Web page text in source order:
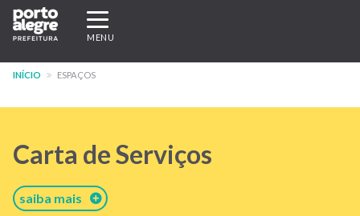
Pular
para
conteúdo
Expandir/recolher
navegação
MENU
INÍCIO ESPAÇOS
Carta de Serviços
saiba mais